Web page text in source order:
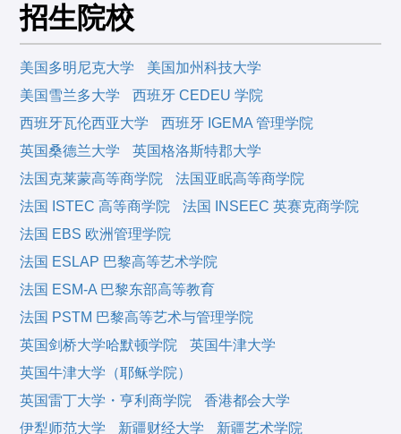
招生院校
美国多明尼克大学
美国加州科技大学
美国雪兰多大学
西班牙 CEDEU 学院
西班牙瓦伦西亚大学
西班牙 IGEMA 管理学院
英国桑德兰大学
英国格洛斯特郡大学
法国克莱蒙高等商学院
法国亚眠高等商学院
法国 ISTEC 高等商学院
法国 INSEEC 英赛克商学院
法国 EBS 欧洲管理学院
法国 ESLAP 巴黎高等艺术学院
法国 ESM-A 巴黎东部高等教育
法国 PSTM 巴黎高等艺术与管理学院
英国剑桥大学哈默顿学院
英国牛津大学
英国牛津大学（耶稣学院）
英国雷丁大学・亨利商学院
香港都会大学
伊犁师范大学
新疆财经大学
新疆艺术学院